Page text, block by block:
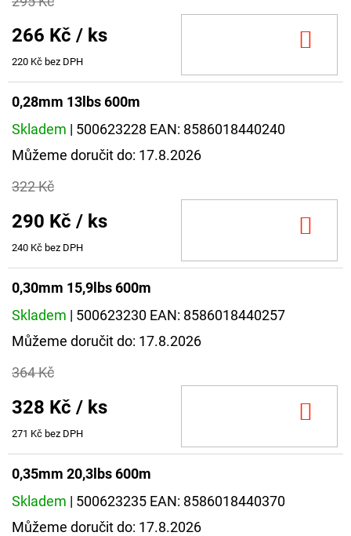
266 Kč / ks
220 Kč bez DPH
0,28mm 13lbs 600m
Skladem | 500623228 EAN: 8586018440240
Můžeme doručit do: 17.8.2026
322 Kč
290 Kč / ks
240 Kč bez DPH
0,30mm 15,9lbs 600m
Skladem | 500623230 EAN: 8586018440257
Můžeme doručit do: 17.8.2026
364 Kč
328 Kč / ks
271 Kč bez DPH
0,35mm 20,3lbs 600m
Skladem | 500623235 EAN: 8586018440370
Můžeme doručit do: 17.8.2026